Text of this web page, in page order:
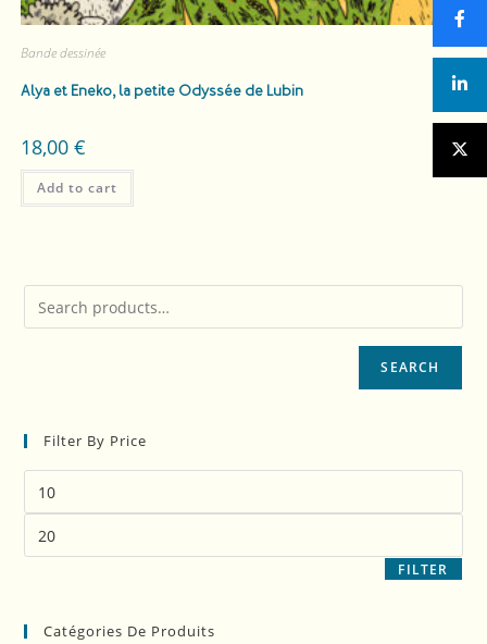
Bande dessinée
Alya et Eneko, la petite Odysséede Lubin
18,00 €
Add to cart
SEARCH
Filter By Price
FILTER
Catégories De Produits